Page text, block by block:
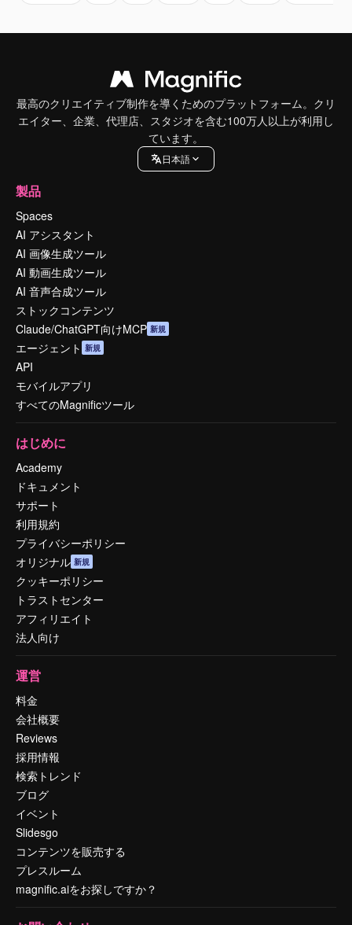
最高のクリエイティブ制作を導くためのプラットフォーム。クリ
エイター、企業、代理店、スタジオを含む100万人以上が利用し
ています。
日本語
製品
Spaces
AI アシスタント
AI 画像生成ツール
AI 動画生成ツール
AI 音声合成ツール
ストックコンテンツ
Claude/ChatGPT向けMCP 新規
エージェント 新規
API
モバイルアプリ
すべてのMagnificツール
はじめに
Academy
ドキュメント
サポート
利用規約
プライバシーポリシー
オリジナル 新規
クッキーポリシー
トラストセンター
アフィリエイト
法人向け
運営
料金
会社概要
Reviews
採用情報
検索トレンド
ブログ
イベント
Slidesgo
コンテンツを販売する
プレスルーム
magnific.aiをお探しですか？